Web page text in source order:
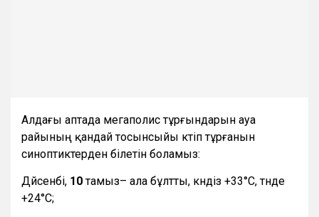
Алдағы аптада мегаполис тұрғындарын ауа
райының қандай тосынсыйы күтіп тұрғанын
синоптиктерден білетін боламыз:
Дүйсенбі, 10тамыз– ала бұлтты, күндіз +33°С, түнде
+24°С;